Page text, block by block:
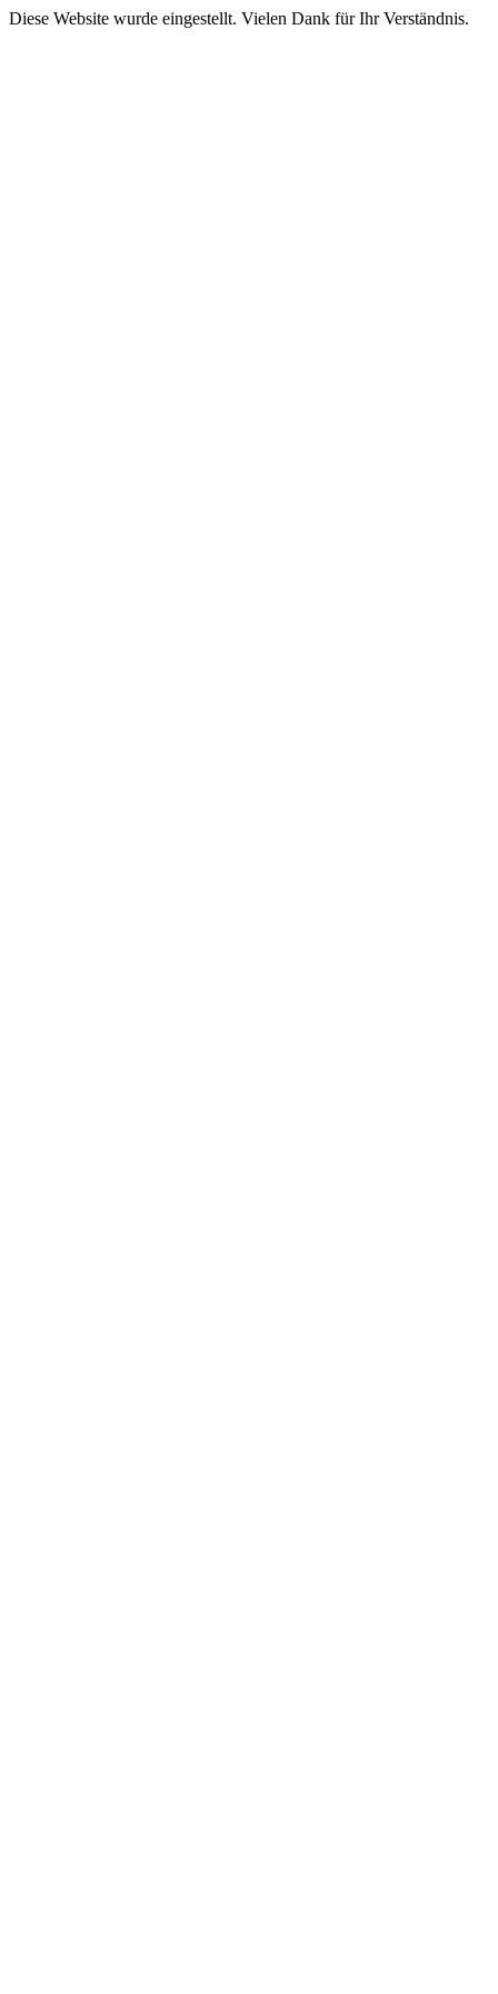
Diese Website wurde eingestellt. Vielen Dank für Ihr Verständnis.